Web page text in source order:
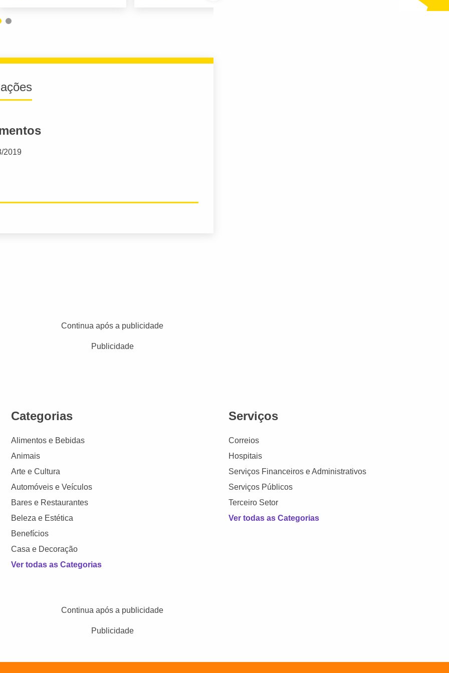
2019
Continua após a publicidade
Publicidade
Categorias
Alimentos e Bebidas
Animais
Arte e Cultura
Automóveis e Veículos
Bares e Restaurantes
Beleza e Estética
Benefícios
Casa e Decoração
Ver todas as Categorias
Serviços
Correios
Hospitais
Serviços Financeiros e Administrativos
Serviços Públicos
Terceiro Setor
Ver todas as Categorias
Continua após a publicidade
Publicidade